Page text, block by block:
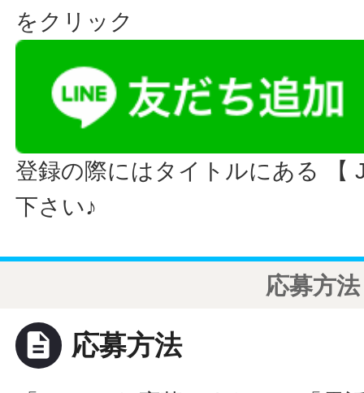
をクリック
登録の際にはタイトルにある 【
下さい♪
応募方法
description 応募方法